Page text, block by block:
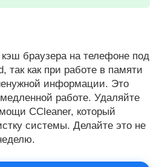
браузера на телефоне под
так как при работе в памяти
информации. Это
работе. Удаляйте
CCleaner, который
системы. Делайте это не